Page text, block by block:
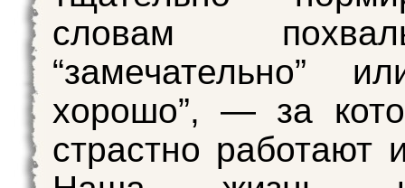
словам
“замечательно”
хорошо”, — за
страстно работают